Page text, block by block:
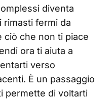
diventa
rimasti fermi da
ciò che non ti piace
ora ti aiuta a
verso
È un passaggio
permette di voltarti